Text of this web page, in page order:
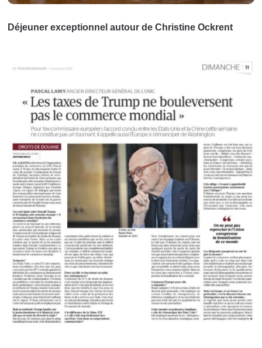
Déjeuner exceptionnel autour de Christine Ockrent